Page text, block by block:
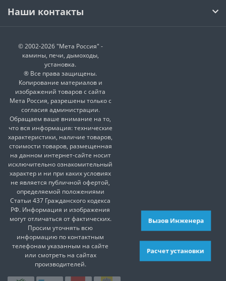
Наши контакты
© 2002-2026 "Мета Россия" -
камины, печи, дымоходы,
установка.
® Все права защищены.
Копирование материалов и
изображений товаров с сайта
Мета Россия, разрешены только с
согласия администрации.
Обращаем ваше внимание на то,
что вся информация: технические
характеристики, наличие товаров,
стоимости товаров, размещенная
на данном интернет-сайте носит
исключительно ознакомительный
характер и ни при каких условиях
не является публичной офертой,
определяемой положениями
Статьи 437 Гражданского кодекса
РФ. Информация и изображения
могут отличаться от фактических.
Просим уточнять всю
информацию по контактным
телефонам указанным на сайте
или смотреть на сайтах
производителей.
Расчет установки
Вызов Инженера